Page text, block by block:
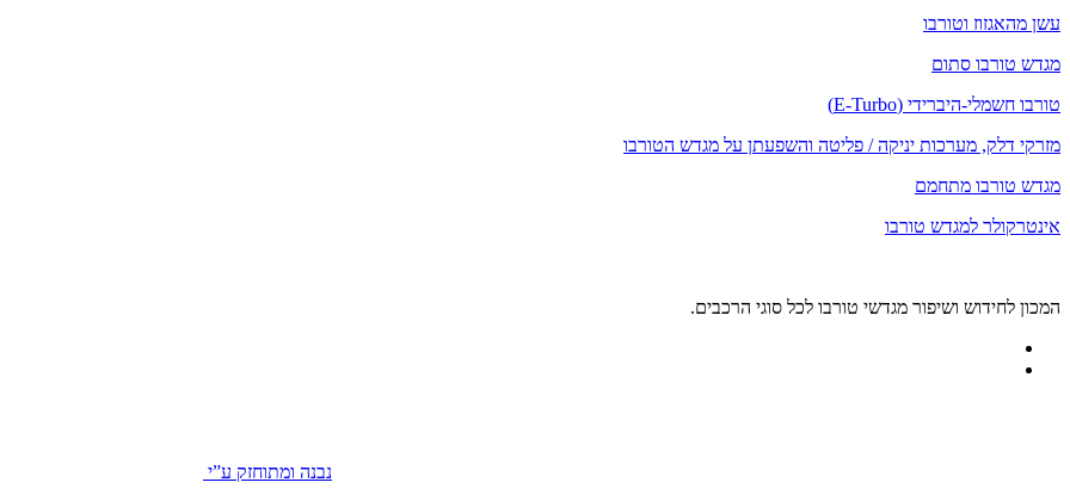
עשן מהאגזוז וטורבו
מגדש טורבו סתום
טורבו חשמלי-היברידי (E-Turbo)
מזרקי דלק, מערכות יניקה / פליטה והשפעתן על מגדש הטורבו
מגדש טורבו מתחמם
אינטרקולר למגדש טורבו
המכון לחידוש ושיפור מגדשי טורבו לכל סוגי הרכבים.
נבנה ומתוחזק ע”י